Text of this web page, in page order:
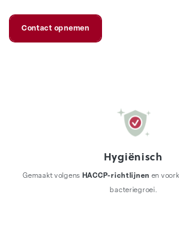
Contact opnemen
Hygiënisch
Gemaakt volgens HACCP-richtlijnen en
bacteriegroei.